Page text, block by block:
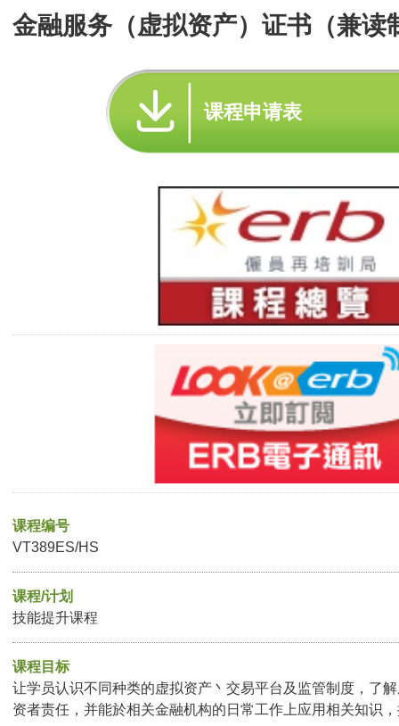
金融服务（虚拟资产）证书（兼读
课程申请表
课程编号
VT389ES/HS
课程/计划
技能提升课程
课程目标
让学员认识不同种类的虚拟资产丶交易平台及监管制度，了
资者责任，并能於相关金融机构的日常工作上应用相关知识